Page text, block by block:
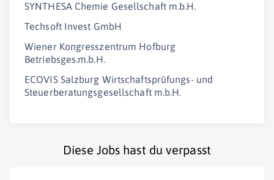
SYNTHESA Chemie Gesellschaft m.b.H.
Techsoft Invest GmbH
Wiener Kongresszentrum Hofburg
Betriebsges.m.b.H.
ECOVIS Salzburg Wirtschaftsprüfungs- und
Steuerberatungsgesellschaft m.b.H.
Diese Jobs hast du verpasst